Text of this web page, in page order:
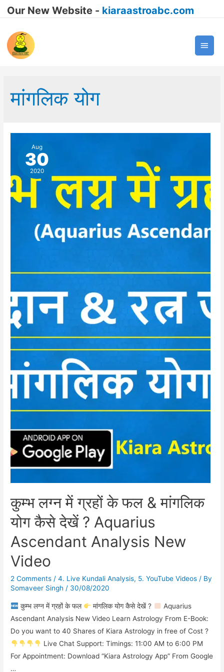
Our New Website - kiaraastroabc.com
Main
मांगलिक योग
Aug
30
2020
कुम्भ लग्न में ग्रहों के फल & मांगलिक
योग कैसे देखें ? Aquarius
Ascendant Analysis New
Video
2 Comments /4. Live Kundali Analysis, 5. YouTube Videos / By
Somaveer Singh / 30/08/2020
कुम्भ लग्न में ग्रहों के फल मांगलिक योग कैसे देखें ?
Aquarius
Ascendant Analysis New Video Learn Astrology From E-Book:
Do you want to 40 Shares of Kiara Astrology in free of Cost ?
Live Chat Support: Timings: 11:00 AM to 6:00 PM
For Appointment: Download “Kiara Astrology App” From Google
…